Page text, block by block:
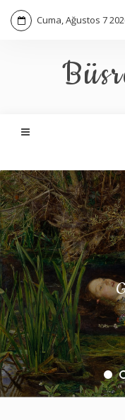
Cuma, Ağustos 7